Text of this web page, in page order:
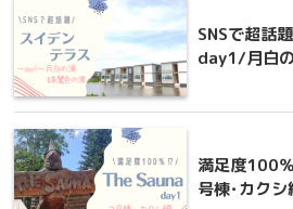
SNSで超話
day1/月白
満足度100％
号棟･カク